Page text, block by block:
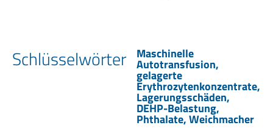
Schlüssel­wörter Maschinelle
Autotransfusion,
gelagerte
Erythrozytenkonzentrate,
Lagerungsschäden,
DEHP-Belastung,
Phthalate, Weichmacher